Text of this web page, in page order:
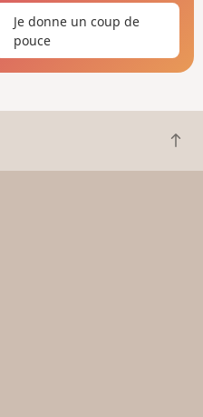
Je donne un coup de
pouce
R
e